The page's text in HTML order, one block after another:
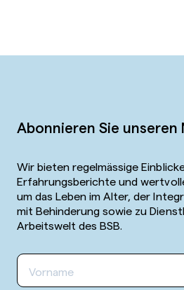
Abonnieren Sie
Wir bieten regelmässige
Erfahrungsberichte und
um das Leben im Alter, der
mit Behinderung sowie zu
Arbeitswelt des BSB.